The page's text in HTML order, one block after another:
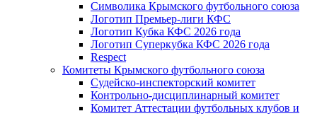
Символика Крымского футбольного союза
Логотип Премьер-лиги КФС
Логотип Кубка КФС 2026 года
Логотип Суперкубка КФС 2026 года
Respect
Комитеты Крымского футбольного союза
Судейско-инспекторский комитет
Контрольно-дисциплинарный комитет
Комитет Аттестации футбольных клубов и